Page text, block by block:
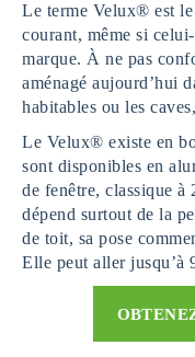
Le terme Velux® est le
courant, même si
marque. À ne pas
aménagé aujourd’hui
habitables ou les
Le Velux® existe en
sont disponibles en
de fenêtre, classique à
dépend surtout de la
de toit, sa pose
Elle peut aller jusqu’à